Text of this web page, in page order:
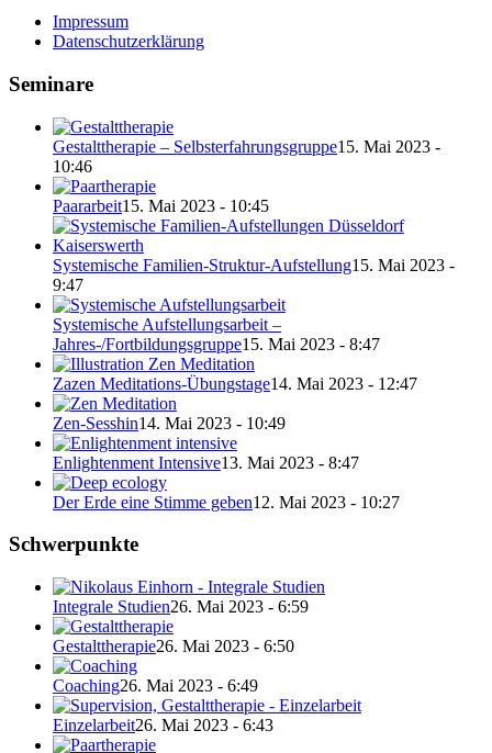
Impressum
Datenschutzerklärung
Seminare
Gestalttherapie – Selbsterfahrungsgruppe15. Mai 2023 -
10:46
Paararbeit15. Mai 2023 - 10:45
Systemische Familien-Struktur-Aufstellung15. Mai 2023 -
9:47
Systemische Aufstellungsarbeit –
Jahres-/Fortbildungsgruppe15. Mai 2023 - 8:47
Zazen Meditations-Übungstage14. Mai 2023 - 12:47
Zen-Sesshin14. Mai 2023 - 10:49
Enlightenment Intensive13. Mai 2023 - 8:47
Der Erde eine Stimme geben12. Mai 2023 - 10:27
Schwerpunkte
Integrale Studien26. Mai 2023 - 6:59
Gestalttherapie26. Mai 2023 - 6:50
Coaching26. Mai 2023 - 6:49
Einzelarbeit26. Mai 2023 - 6:43